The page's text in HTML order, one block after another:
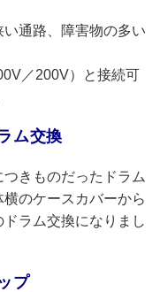
通路、障害物の多い
／200V）
と接続可
ム交換
きものだったドラム
のケースカバーから
ラム交換になりまし
プ